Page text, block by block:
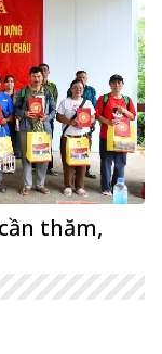
thăm,